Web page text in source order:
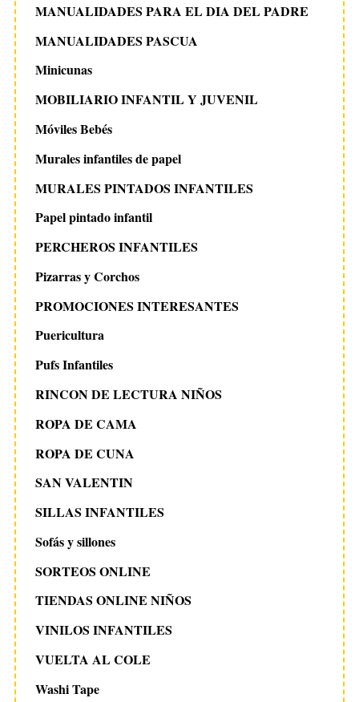
MANUALIDADES PARA EL DIA DEL PADRE
MANUALIDADES PASCUA
Minicunas
MOBILIARIO INFANTIL Y JUVENIL
Móviles Bebés
Murales infantiles de papel
MURALES PINTADOS INFANTILES
Papel pintado infantil
PERCHEROS INFANTILES
Pizarras y Corchos
PROMOCIONES INTERESANTES
Puericultura
Pufs Infantiles
RINCON DE LECTURA NIÑOS
ROPA DE CAMA
ROPA DE CUNA
SAN VALENTIN
SILLAS INFANTILES
Sofás y sillones
SORTEOS ONLINE
TIENDAS ONLINE NIÑOS
VINILOS INFANTILES
VUELTA AL COLE
Washi Tape